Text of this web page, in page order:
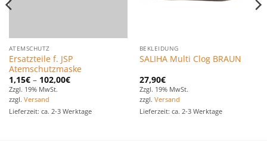
ATEMSCHUTZ
Ersatzteile f. JSP
Atemschutzmaske
1,15€– 102,00€
Zzgl. 19% MwSt.
zzgl. Versand
Lieferzeit: ca. 2-3 Werktage
BEKLEIDUNG
SALIHA Multi Clog BRAUN
27,90€
Zzgl. 19% MwSt.
zzgl. Versand
Lieferzeit: ca. 2-3 Werktage